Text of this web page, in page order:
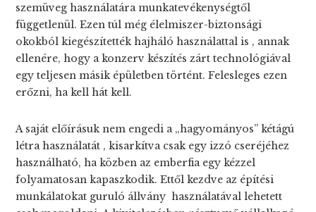
szemüveg használatára munkatevékenységtől
függetlenül. Ezen túl még élelmiszer-biztonsági
okokból kiegészítették hajháló használattal is , annak
ellenére, hogy a konzerv készítés zárt technológiával
egy teljesen másik épületben történt. Felesleges ezen
erőzni, ha kell hát kell.
A saját előírásuk nem engedi a „hagyományos” kétágú
létra használatát , kisarkítva csak egy izzó cseréjéhez
használható, ha közben az emberfia egy kézzel
folyamatosan kapaszkodik. Ettől kezdve az építési
munkálatokat guruló állvány használatával lehetett